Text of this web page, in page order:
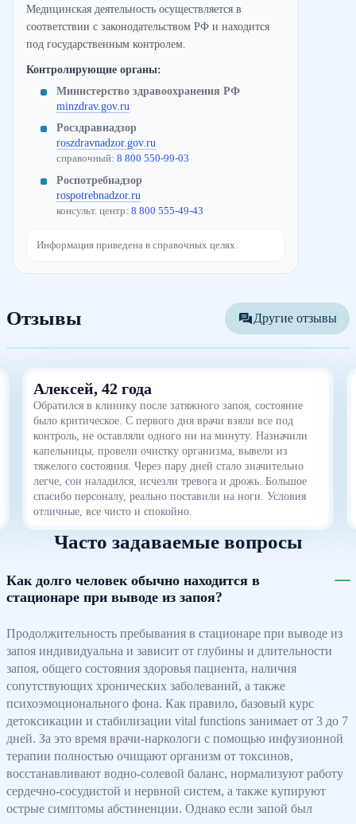
Медицинская деятельность осуществляется в
соответствии с законодательством РФ и находится
под государственным контролем.
Контролирующие органы:
Министерство здравоохранения РФ
minzdrav.gov.ru
Росздравнадзор
roszdravnadzor.gov.ru
справочный: 8 800 550-99-03
Роспотребнадзор
rospotrebnadzor.ru
консульт. центр: 8 800 555-49-43
Информация приведена в справочных целях.
Отзывы Другие отзывы
Алексей, 42 года
Обратился в клинику после затяжного запоя, состояние
было критическое. С первого дня врачи взяли все под
контроль, не оставляли одного ни на минуту. Назначили
капельницы, провели очистку организма, вывели из
тяжелого состояния. Через пару дней стало значительно
легче, сон наладился, исчезли тревога и дрожь. Большое
спасибо персоналу, реально поставили на ноги. Условия
отличные, все чисто и спокойно.
Часто задаваемые вопросы
Как долго человек обычно находится в
стационаре при выводе из запоя?
Продолжительность пребывания в стационаре при выводе из
запоя индивидуальна и зависит от глубины и длительности
запоя, общего состояния здоровья пациента, наличия
сопутствующих хронических заболеваний, а также
психоэмоционального фона. Как правило, базовый курс
детоксикации и стабилизации vital functions занимает от 3 до 7
дней. За это время врачи-наркологи с помощью инфузионной
терапии полностью очищают организм от токсинов,
восстанавливают водно-солевой баланс, нормализуют работу
сердечно-сосудистой и нервной систем, а также купируют
острые симптомы абстиненции. Однако если запой был